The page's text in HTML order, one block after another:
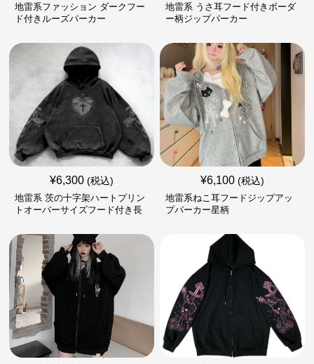
地雷系ファッション ダークフー
ド付きルーズパーカー
地雷系 うさ耳フード付きボーダ
ー柄ジップパーカー
¥6,300 (税込)
地雷系 茨の十字架ハートプリン
トオーバーサイズフード付き長
¥6,100 (税込)
地雷系ねこ耳フードジップアッ
プパーカー星柄